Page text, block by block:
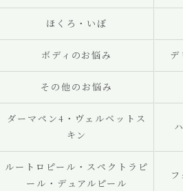
ほくろ・いぼ
ボディのお悩み デ
その他のお悩み
ダーマペン4・ヴェルベットス
キン
ルートロピール・スペクトラピ
ール・デュアルピール